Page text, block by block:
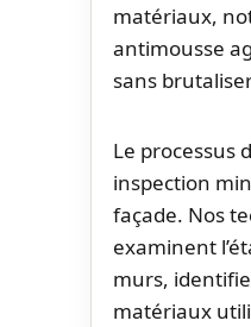
matériaux,
antimousse
sans
Le processus
inspection
façade. Nos
examinent
murs,
matériaux